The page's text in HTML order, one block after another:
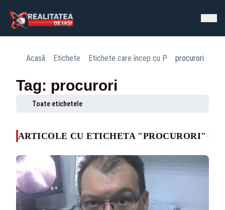
Acasă Etichete Etichete care încep cu P procurori
Tag: procurori
Toate etichetele
ARTICOLE CU ETICHETA "PROCURORI"